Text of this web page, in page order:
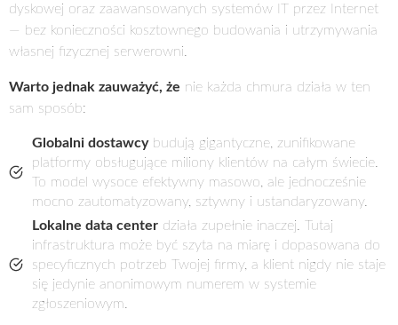
dyskowej oraz zaawansowanych systemów IT przez Internet
— bez konieczności kosztownego budowania i utrzymywania
własnej fizycznej serwerowni.
Warto jednak zauważyć, że nie każda chmura działa w ten
sam sposób:
Globalni dostawcybudują gigantyczne, zunifikowane
platformy obsługujące miliony klientów na całym świecie.
To model wysoce efektywny masowo, ale jednocześnie
mocno zautomatyzowany, sztywny i ustandaryzowany.
Lokalne data center działa zupełnie inaczej. Tutaj
infrastruktura może być szyta na miarę i dopasowana do
specyficznych potrzeb Twojej firmy, a klient nigdy nie staje
się jedynie anonimowym numerem w systemie
zgłoszeniowym.